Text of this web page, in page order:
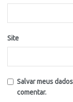
Site
Salvar meus
comentar.